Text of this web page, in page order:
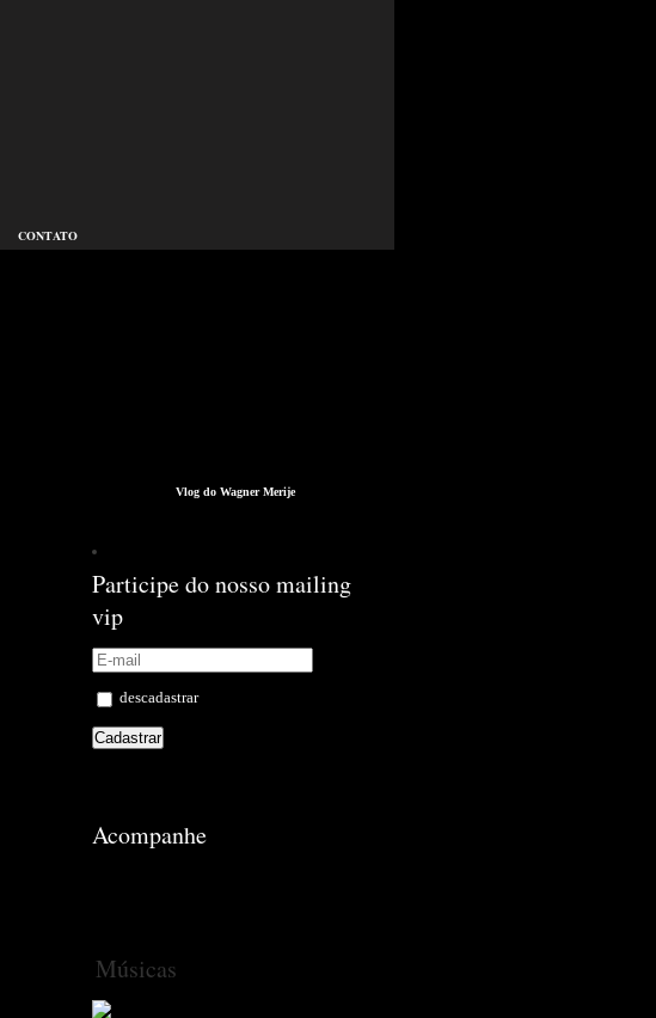
CONTATO
Vlog do Wagner Merije
Participe do nosso mailing
vip
descadastrar
Acompanhe
Músicas